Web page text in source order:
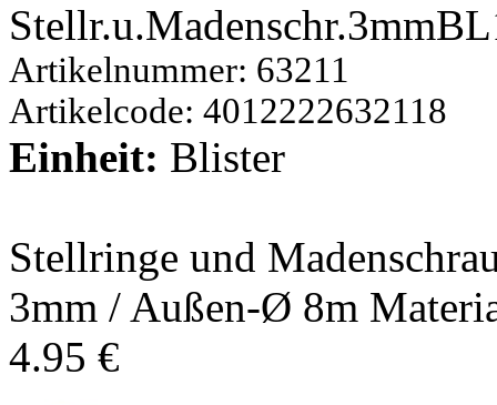
Artikelnummer: 63211
Artikelcode: 4012222632118
Einheit: Blister
Stellringe und
3mm / Außen-Ø 8m
4.95 €